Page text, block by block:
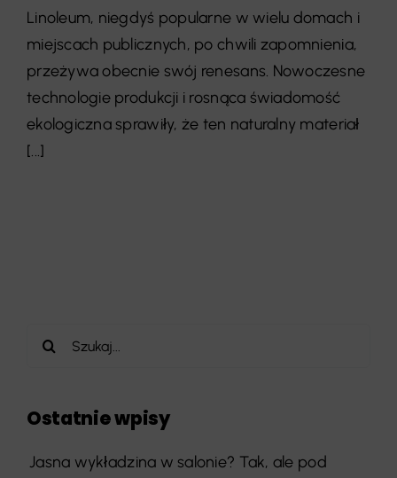
Linoleum, niegdyś popularne w wielu domach i
miejscach publicznych, po chwili zapomnienia,
przeżywa obecnie swój renesans. Nowoczesne
technologie produkcji i rosnąca świadomość
ekologiczna sprawiły, że ten naturalny materiał
[...]
Szukaj
Ostatnie wpisy
Jasna wykładzina w salonie? Tak, ale pod